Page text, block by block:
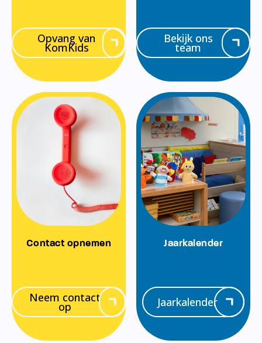
Opvang van
KomKids
Bekijk ons
team
Contact opnemen
Neem contact
op
Jaarkalender
Jaarkalender